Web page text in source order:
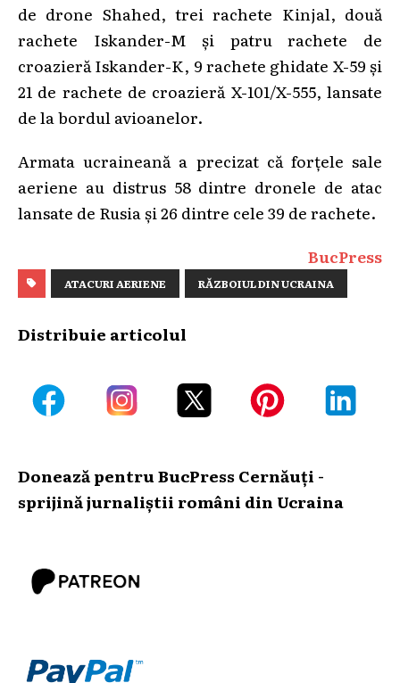
de drone Shahed, trei rachete Kinjal, două
rachete Iskander-M şi patru rachete de
croazieră Iskander-K, 9 rachete ghidate X-59 şi
21 de rachete de croazieră X-101/X-555, lansate
de la bordul avioanelor.
Armata ucraineană a precizat că forţele sale
aeriene au distrus 58 dintre dronele de atac
lansate de Rusia şi 26 dintre cele 39 de rachete.
BucPress
ATACURI AERIENE RĂZBOIUL DIN UCRAINA
Distribuie articolul
Donează pentru BucPress Cernăuți -
sprijină jurnaliștii români din Ucraina